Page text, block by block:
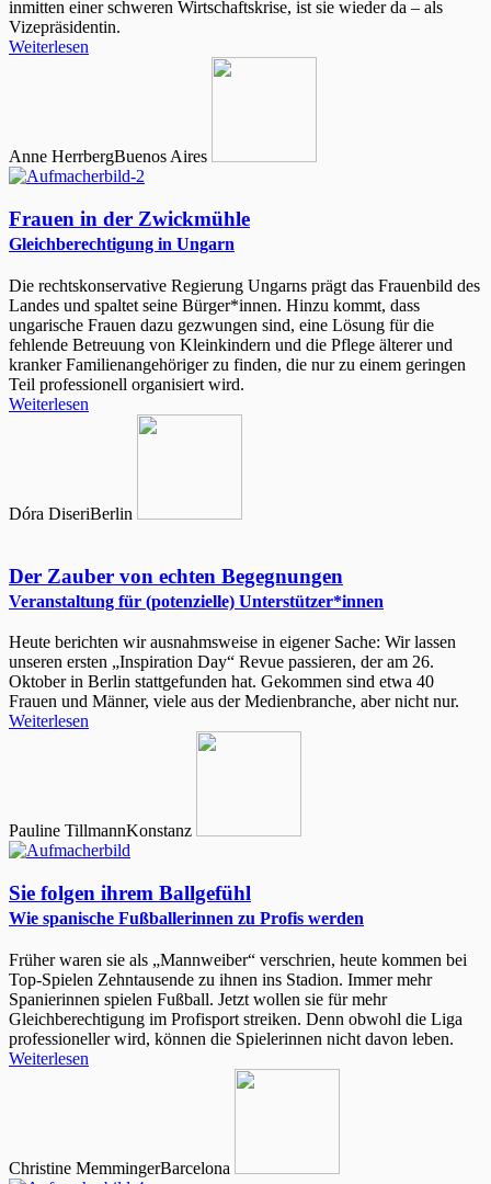
inmitten einer schweren Wirtschaftskrise, ist sie wieder da – als
Vizepräsidentin.
Weiterlesen
Anne HerrbergBuenos Aires
Frauen in der Zwickmühle
Gleichberechtigung in Ungarn
Die rechtskonservative Regierung Ungarns prägt das Frauenbild des
Landes und spaltet seine Bürger*innen. Hinzu kommt, dass
ungarische Frauen dazu gezwungen sind, eine Lösung für die
fehlende Betreuung von Kleinkindern und die Pflege älterer und
kranker Familienangehöriger zu finden, die nur zu einem geringen
Teil professionell organisiert wird.
Weiterlesen
Dóra DiseriBerlin
Der Zauber von echten Begegnungen
Veranstaltung für (potenzielle) Unterstützer*innen
Heute berichten wir ausnahmsweise in eigener Sache: Wir lassen
unseren ersten „Inspiration Day“ Revue passieren, der am 26.
Oktober in Berlin stattgefunden hat. Gekommen sind etwa 40
Frauen und Männer, viele aus der Medienbranche, aber nicht nur.
Weiterlesen
Pauline TillmannKonstanz
Sie folgen ihrem Ballgefühl
Wie spanische Fußballerinnen zu Profis werden
Früher waren sie als „Mannweiber“ verschrien, heute kommen bei
Top-Spielen Zehntausende zu ihnen ins Stadion. Immer mehr
Spanierinnen spielen Fußball. Jetzt wollen sie für mehr
Gleichberechtigung im Profisport streiken. Denn obwohl die Liga
professioneller wird, können die Spielerinnen nicht davon leben.
Weiterlesen
Christine MemmingerBarcelona